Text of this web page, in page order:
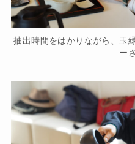
抽出時間をはかりながら、玉
ー